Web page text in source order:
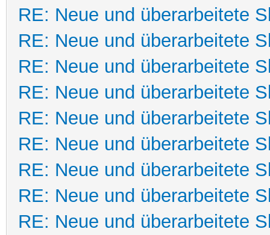
RE: Neue und überarbeitete
RE: Neue und überarbeitete
RE: Neue und überarbeitete
RE: Neue und überarbeitete
RE: Neue und überarbeitete
RE: Neue und überarbeitete
RE: Neue und überarbeitete
RE: Neue und überarbeitete
RE: Neue und überarbeitete